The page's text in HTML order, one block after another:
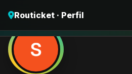
Routicket · Perfil